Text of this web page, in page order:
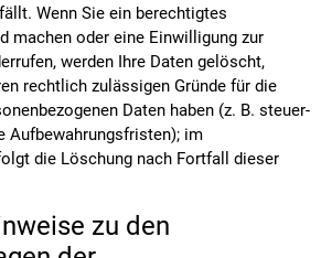
Wenn Sie ein berechtigtes
machen oder eine Einwilligung zur
werden Ihre Daten gelöscht,
rechtlich zulässigen Gründe für die
Daten haben (z. B. steuer-
Aufbewahrungsfristen); im
die Löschung nach Fortfall dieser
zu den